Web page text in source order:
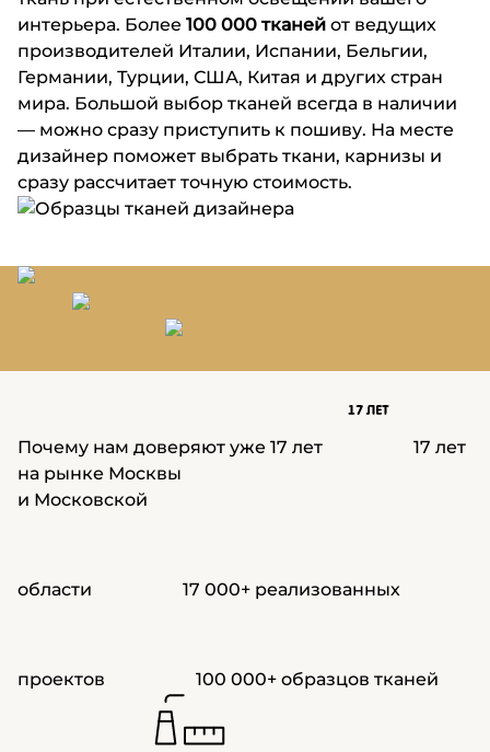
интерьера. Более 100 000 тканей от ведущих
производителей Италии, Испании, Бельгии,
Германии, Турции, США, Китая и других стран
мира. Большой выбор тканей всегда в наличии
— можно сразу приступить к пошиву. На месте
дизайнер поможет выбрать ткани, карнизы и
сразу рассчитает точную стоимость.
Почему нам доверяют уже 17 лет
17 лет
на рынке Москвы
и Московской
области 17 000+ реализованных
проектов 100 000+ образцов тканей